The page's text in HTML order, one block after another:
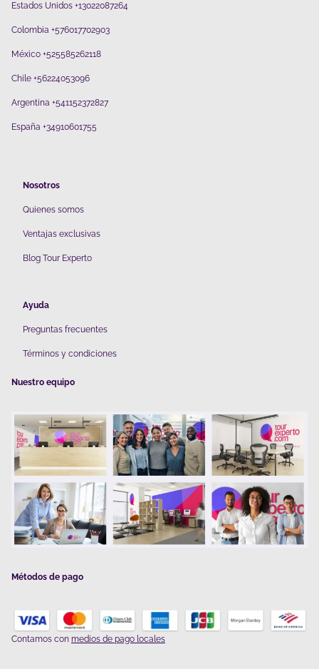
Estados Unidos +13022087264
Colombia +576017702903
México +525585262118
Chile +56224053096
Argentina +541152372827
España +34910601755
Nosotros
Quienes somos
Ventajas exclusivas
Blog Tour Experto
Ayuda
Preguntas frecuentes
Términos y condiciones
Nuestro equipo
Métodos de pago
Contamos con medios de pago locales